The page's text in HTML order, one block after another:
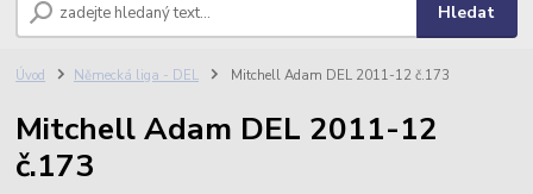
Hledat
Úvod Německá liga - DEL Mitchell Adam DEL 2011-12 č.173
Mitchell Adam DEL 2011-12
č.173